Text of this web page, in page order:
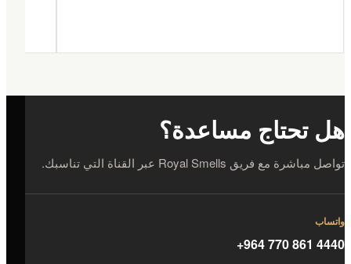
هل تحتاج مساعدة؟
تواصل مباشرة مع فريق Royal Smells عبر القناة التي تناسبك.
واتساب
+964 770 861 4440